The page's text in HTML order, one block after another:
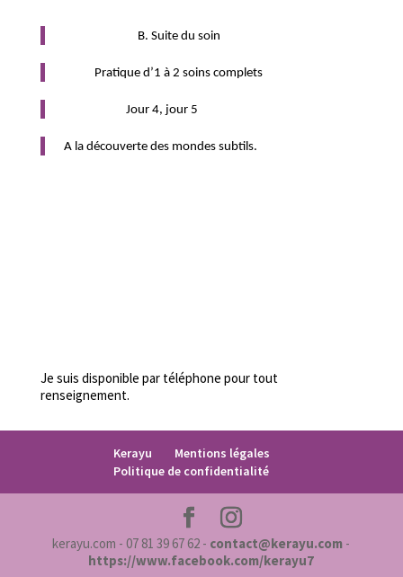
B. Suite du soin
Pratique d’1 à 2 soins complets
Jour 4, jour 5
A la découverte des mondes subtils.
Je suis disponible par téléphone pour tout
renseignement.
Kerayu
Mentions légales
Politique de confidentialité
kerayu.com - 07 81 39 67 62 - contact@kerayu.com -
https://www.facebook.com/kerayu7